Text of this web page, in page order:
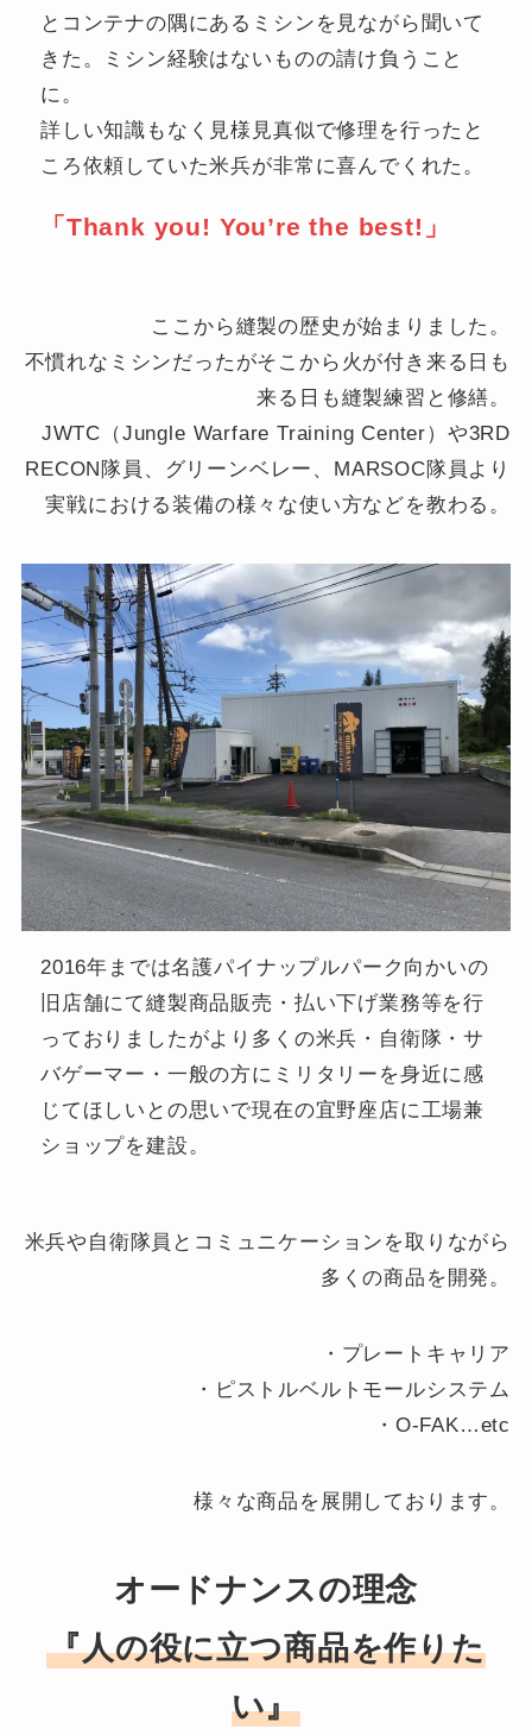
とコンテナの隅にあるミシンを見ながら聞いて
きた。ミシン経験はないものの請け負うこと
に。
詳しい知識もなく見様見真似で修理を行ったと
ころ依頼していた米兵が非常に喜んでくれた。
「Thank you! You’re the best!」
ここから縫製の歴史が始まりました。
不慣れなミシンだったがそこから火が付き来る日も
来る日も縫製練習と修繕。
JWTC（Jungle Warfare Training Center）や3RD
RECON隊員、グリーンベレー、MARSOC隊員より
実戦における装備の様々な使い方などを教わる。
2016年までは名護パイナップルパーク向かいの
旧店舗にて縫製商品販売・払い下げ業務等を行
っておりましたがより多くの米兵・自衛隊・サ
バゲーマー・一般の方にミリタリーを身近に感
じてほしいとの思いで現在の宜野座店に工場兼
ショップを建設。
米兵や自衛隊員とコミュニケーションを取りながら
多くの商品を開発。
・プレートキャリア
・ピストルベルトモールシステム
・O-FAK…etc
様々な商品を展開しております。
オードナンスの理念
『人の役に立つ商品を作りた
い』